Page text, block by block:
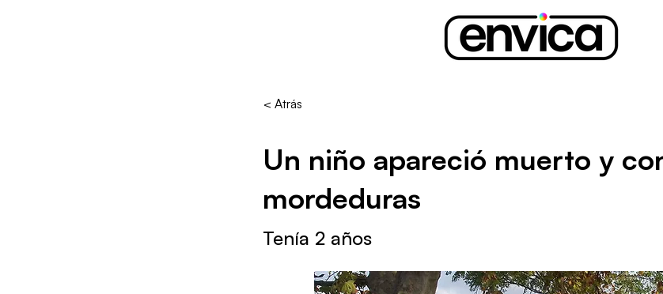
< Atrás
Un niño apareció muerto y
mordeduras
Tenía 2 años